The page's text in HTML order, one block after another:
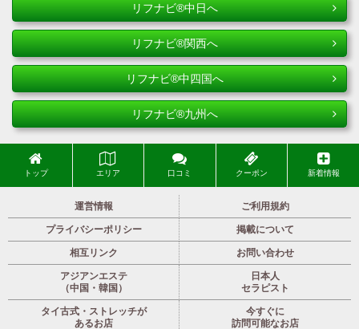
リフナビ®中日へ
リフナビ®関西へ
リフナビ®中四国へ
リフナビ®九州へ
トップ エリア 口コミ クーポン 新着情報
運営情報 ご利用規約
プライバシーポリシー 掲載について
相互リンク お問い合わせ
アジアンエステ
（中国・韓国）
日本人
セラピスト
タイ古式・ストレッチが
あるお店
今すぐに
訪問可能なお店